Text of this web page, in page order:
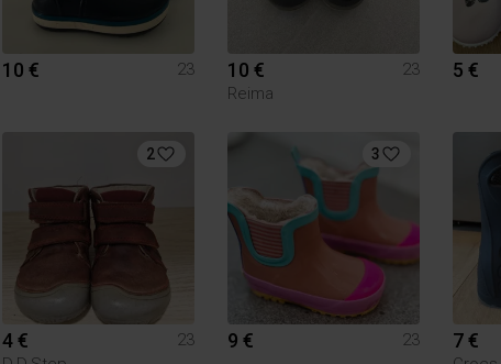
10 € 23 10 €
23
Reima
5 €
2
4 €
23
3
9 € 23 7 €